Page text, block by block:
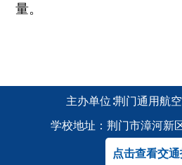
量。
主办单位∶荆门通用航
学校地址：荆门市漳河新
点击查看交通